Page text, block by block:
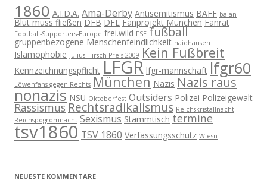
1860 A.I.D.A. Ama-Derby Antisemitismus BAFF balan
Blut muss fließen DFB DFL Fanprojekt München Fanrat
Football-Supporters-Europe frei.wild FSE fußball
gruppenbezogene Menschenfeindlichkeit haidhausen
Islamophobie Julius Hirsch-Preis 2009 Kein Fußbreit
Kennzeichnungspflicht LFGR lfgr-mannschaft lfgr60
Löwenfans gegen Rechts München Nazis Nazis raus
nonazis NSU Oktoberfest Outsiders Polizei Polizeigewalt
Rassismus Rechtsradikalismus Reichskristallnacht
Reichspogromnacht Sexismus Stammtisch termine
tsv1860 TSV 1860 Verfassungsschutz Wiesn
NEUESTE KOMMENTARE